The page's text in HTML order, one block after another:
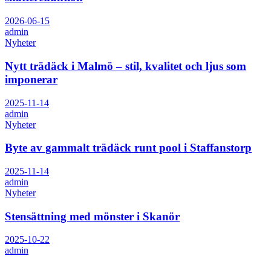
2026-06-15
admin
Nyheter
Nytt trädäck i Malmö – stil, kvalitet och ljus som
imponerar
2025-11-14
admin
Nyheter
Byte av gammalt trädäck runt pool i Staffanstorp
2025-11-14
admin
Nyheter
Stensättning med mönster i Skanör
2025-10-22
admin